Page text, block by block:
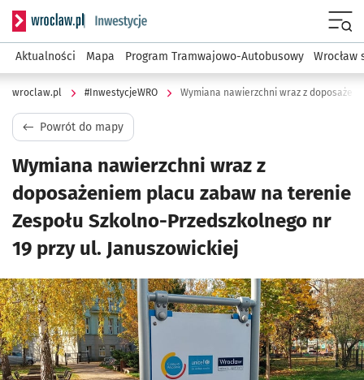
Serwis informacyjny wroclaw.pl podserwis:
Aktualności Mapa Program Tramwajowo-Autobusowy Wrocław
wroclaw.pl #InwestycjeWRO
Powrót do mapy
Wymiana nawierzchni wraz z
doposażeniem placu zabaw na terenie
Zespołu Szkolno-Przedszkolnego nr
19 przy ul. Januszowickiej
Kliknij, aby powiększyć